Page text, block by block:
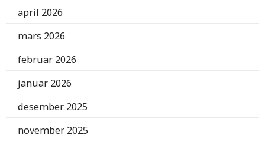
april 2026
mars 2026
februar 2026
januar 2026
desember 2025
november 2025